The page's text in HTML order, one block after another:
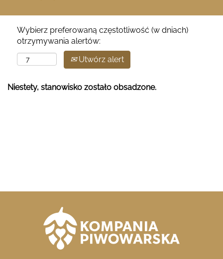
Wybierz preferowaną częstotliwość (w dniach)
otrzymywania alertów:
Utwórz alert
Niestety, stanowisko zostało obsadzone.